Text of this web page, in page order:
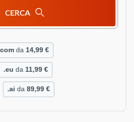
CERCA
da 14,99 €
.eu da 11,99 €
.ai da 89,99 €